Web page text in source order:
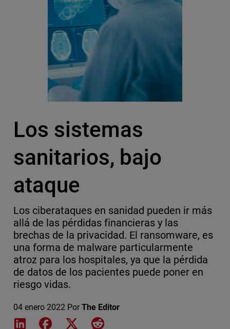
Los sistemas
sanitarios, bajo
ataque
Los ciberataques en sanidad pueden ir más
allá de las pérdidas financieras y las
brechas de la privacidad. El ransomware, es
una forma de malware particularmente
atroz para los hospitales, ya que la pérdida
de datos de los pacientes puede poner en
riesgo vidas.
04 enero 2022 Por The Editor
Share on LinkedIn
Share on Facebook
Share on XShare on Reddit